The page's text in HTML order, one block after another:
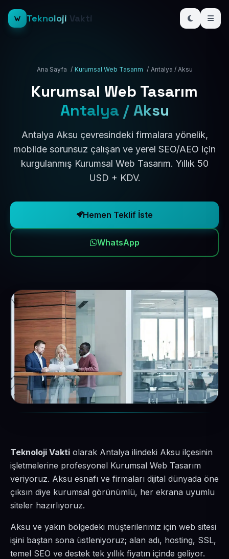
Teknoloji Vakti
Ana Sayfa / Kurumsal Web Tasarım / Antalya / Aksu
Kurumsal Web Tasarım
Antalya / Aksu
Antalya Aksu çevresindeki firmalara yönelik,
mobilde sorunsuz çalışan ve yerel SEO/AEO için
kurgulanmış Kurumsal Web Tasarım. Yıllık 50
USD + KDV.
Hemen Teklif İste
WhatsApp
Teknoloji Vakti olarak Antalya ilindeki Aksu ilçesinin
işletmelerine profesyonel Kurumsal Web Tasarım
veriyoruz. Aksu esnafı ve firmaları dijital dünyada öne
çıksın diye kurumsal görünümlü, her ekrana uyumlu
siteler hazırlıyoruz.
Aksu ve yakın bölgedeki müşterilerimiz için web sitesi
işini baştan sona üstleniyoruz; alan adı, hosting, SSL,
temel SEO ve destek tek yıllık fiyatın içinde geliyor.